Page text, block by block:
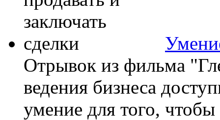
Отрывок из фильма
ведения бизнеса
умение для того,